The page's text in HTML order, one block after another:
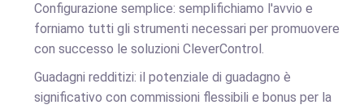
Configurazione semplice: semplifichiamo l'avvio e
forniamo tutti gli strumenti necessari per promuovere
con successo le soluzioni CleverControl.
Guadagni redditizi: il potenziale di guadagno è
significativo con commissioni flessibili e bonus per la